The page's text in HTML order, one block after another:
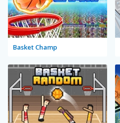
Basket Champ